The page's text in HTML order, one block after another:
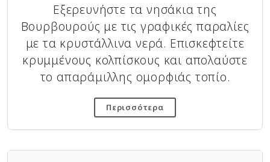
Εξερευνήστε τα νησάκια της
Βουρβουρούς με τις γραφικές παραλίες
με τα κρυστάλλινα νερά. Επισκεφτείτε
κρυμμένους κολπίσκους και απολαύστε
το απαράμιλλης ομορφιάς τοπίο.
Περισσότερα